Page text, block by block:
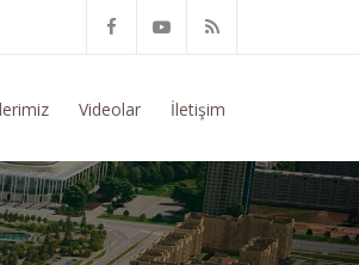
Videolar İletişim